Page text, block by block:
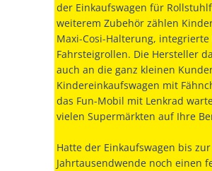
der Einkaufswagen für
weiterem Zubehör zählen
Maxi-Cosi-Halterung, integrierte
Fahrsteigrollen. Die Hersteller
auch an die ganz kleinen
Kindereinkaufswagen mit
das Fun-Mobil mit Lenkrad
vielen Supermärkten auf Ihre
Hatte der Einkaufswagen bis zur
Jahrtausendwende noch einen